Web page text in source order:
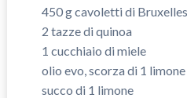
450 g cavoletti di Bruxelles
2 tazze di quinoa
1 cucchiaio di miele
olio evo, scorza di 1
succo di 1 limone